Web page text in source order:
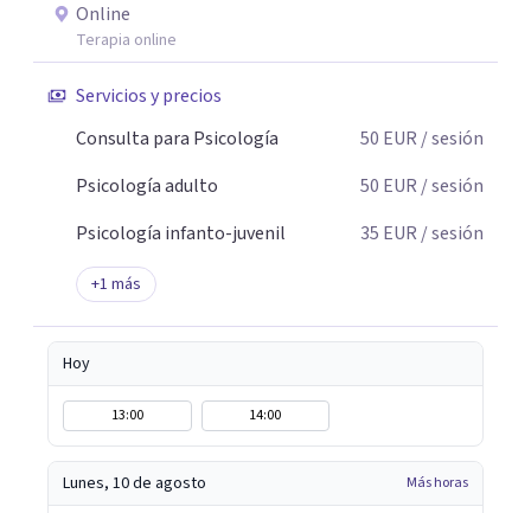
Online
Terapia online
Servicios y precios
Consulta para Psicología
50 EUR / sesión
Psicología adulto
50 EUR / sesión
Psicología infanto-juvenil
35 EUR / sesión
+1 más
Hoy
13:00 14:00
Lunes, 10 de agosto Más horas